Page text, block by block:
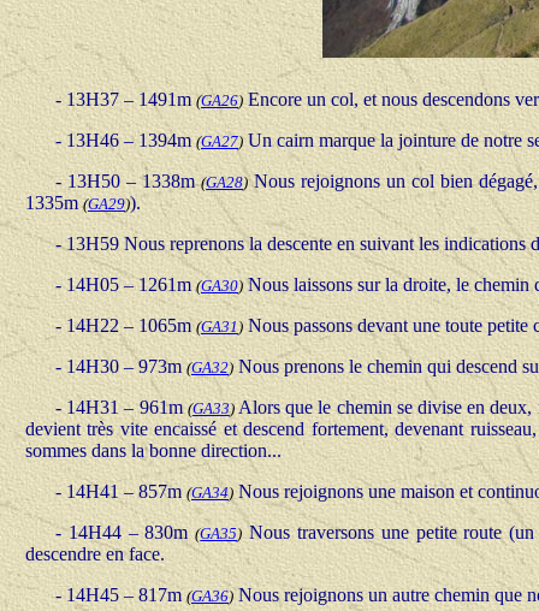
- 13H37 – 1491m(GA26)Encore un col, et nous descendons
- 13H46 – 1394m(GA27)Un cairn marque la jointure de notre
- 13H50 – 1338m(GA28)Nous rejoignons un col bien
1335m(GA29)).
- 13H59 Nous reprenons la descente en suivant les
- 14H05 – 1261m(GA30)Nous laissons sur la droite, le
- 14H22 – 1065m(GA31 ) Nous passons devant une toute
- 14H30 – 973m (GA32)Nous prenons le chemin qui descend
- 14H31 – 961m(GA33)Alors que le chemin se divise en deux,
devient très vite encaissé et descend fortement, devenant
sommes dans la bonne direction...
- 14H41 – 857m (GA34) Nous rejoignons une maison et
- 14H44 – 830m(GA35) Nous traversons une petite route
descendre en face.
- 14H45 – 817m (GA36)Nous rejoignons un autre chemin que